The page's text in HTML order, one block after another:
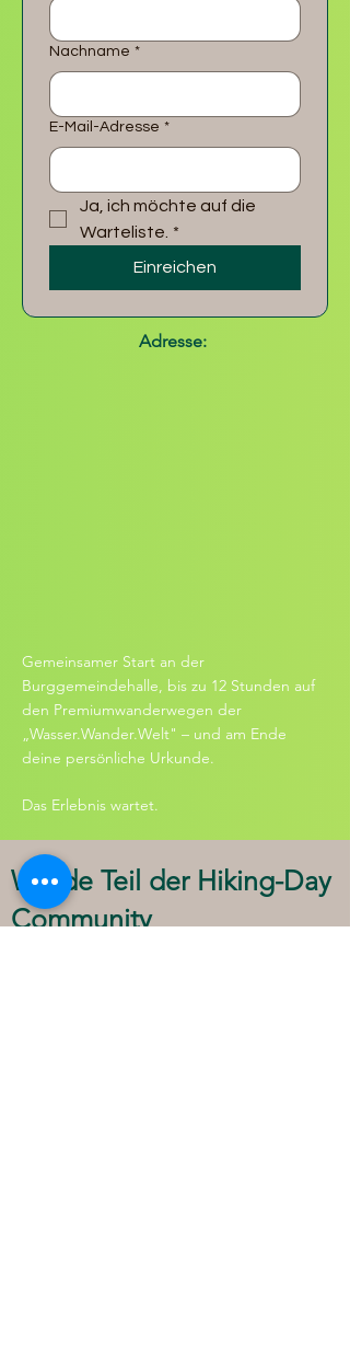
Nachname *
E-Mail-Adresse *
Ja, ich möchte auf die
Warteliste. *
Einreichen
Adresse:
Gemeinsamer Start an der
Burggemeindehalle, bis zu 12 Stunden auf
den Premiumwanderwegen der
„Wasser.Wander.Welt" – und am Ende
deine persönliche Urkunde.
Das Erlebnis wartet.
Werde Teil der Hiking-Day
Community